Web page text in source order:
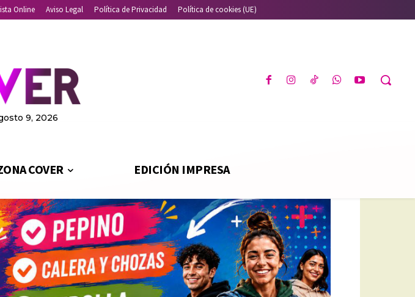
Online Aviso Legal Política de Privacidad Política de cookies (UE)
9, 2026
COVER EDICIÓN IMPRESA